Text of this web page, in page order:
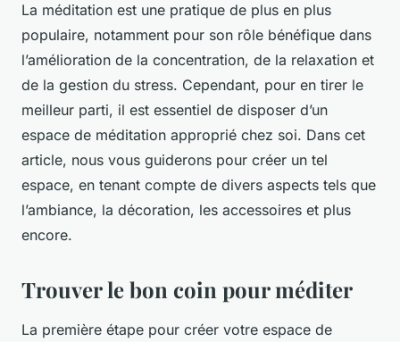
La méditation est une pratique de plus en plus
populaire, notamment pour son rôle bénéfique dans
l’amélioration de la concentration, de la relaxation et
de la gestion du stress. Cependant, pour en tirer le
meilleur parti, il est essentiel de disposer d’un
espace de méditation approprié chez soi. Dans cet
article, nous vous guiderons pour créer un tel
espace, en tenant compte de divers aspects tels que
l’ambiance, la décoration, les accessoires et plus
encore.
Trouver le bon coin pour méditer
La première étape pour créer votre espace de